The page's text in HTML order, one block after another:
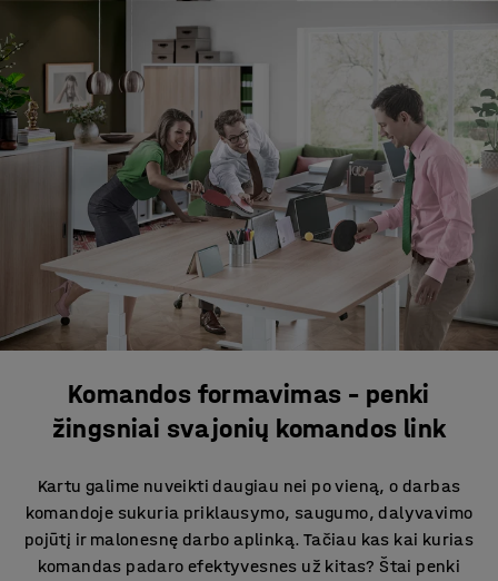
Komandos formavimas – penki
žingsniai svajonių komandos link
Kartu galime nuveikti daugiau nei po vieną, o darbas
komandoje sukuria priklausymo, saugumo, dalyvavimo
pojūtį ir malonesnę darbo aplinką. Tačiau kas kai kurias
komandas padaro efektyvesnes už kitas? Štai penki